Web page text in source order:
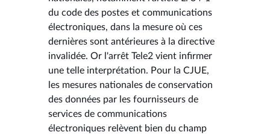
du code des postes et communications
électroniques, dans la mesure où ces
dernières sont antérieures à la directive
invalidée. Or l'arrêt Tele2 vient infirmer
une telle interprétation. Pour la CJUE,
les mesures nationales de conservation
des données par les fournisseurs de
services de communications
électroniques relèvent bien du champ